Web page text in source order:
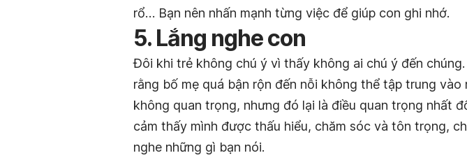
rổ… Bạn nên nhấn mạnh từng việc để giúp con ghi nhớ.
5. Lắng nghe con
Đôi khi trẻ không chú ý vì thấy không ai chú ý đến
rằng bố mẹ quá bận rộn đến nỗi không thể tập trung vào
không quan trọng, nhưng đó lại là điều quan trọng nhất
cảm thấy mình được thấu hiểu, chăm sóc và tôn trọng,
nghe những gì bạn nói.